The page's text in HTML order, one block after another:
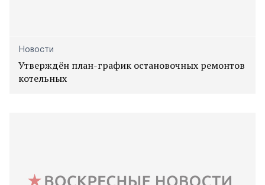
Новости
Утверждён план-график остановочных ремонтов
котельных